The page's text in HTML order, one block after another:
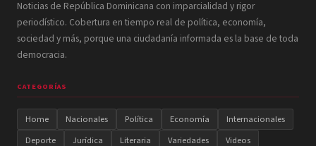
Noticias de República Dominicana con imparcialidad y rigor
periodístico. Cobertura en tiempo real de política, economía,
sociedad y más, porque una ciudadanía informada es la base de toda
democracia.
CATEGORÍAS
Home Nacionales Política Economía
Internacionales
Deporte
Jurídica Literaria Variedades Videos